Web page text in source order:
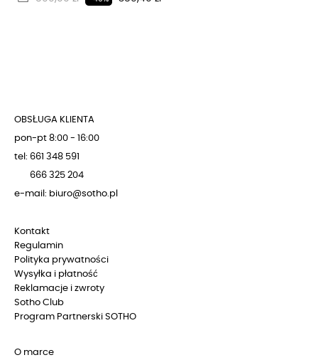
OBSŁUGA KLIENTA
pon-pt 8:00 - 16:00
tel: 661 348 591
666 325 204
e-mail: biuro@sotho.pl
Kontakt
Regulamin
Polityka prywatności
Wysyłka i płatność
Reklamacje i zwroty
Sotho Club
Program Partnerski SOTHO
O marce